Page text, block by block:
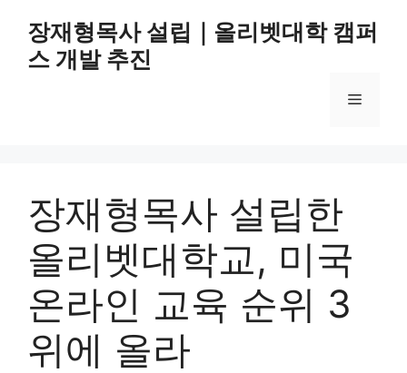
content
장재형목사 설립｜올리벳대학 캠퍼
스 개발 추진
Menu
장재형목사 설립한
올리벳대학교, 미국
온라인 교육 순위 3
위에 올라